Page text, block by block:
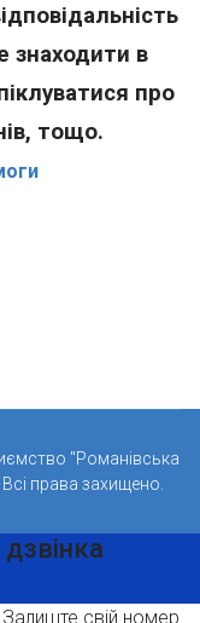
знаходити в
про
тощо.
"Романівська
права захищено.
свій номер